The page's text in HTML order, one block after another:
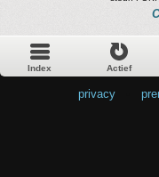
Index Actief
privacy